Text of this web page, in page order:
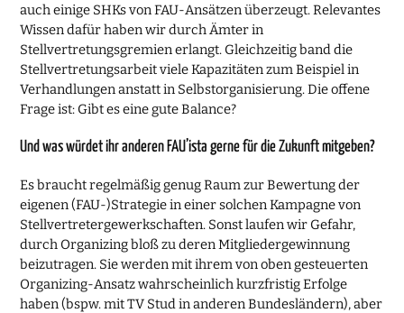
auch einige SHKs von FAU-Ansätzen überzeugt. Relevantes
Wissen dafür haben wir durch Ämter in
Stellvertretungsgremien erlangt. Gleichzeitig band die
Stellvertretungsarbeit viele Kapazitäten zum Beispiel in
Verhandlungen anstatt in Selbstorganisierung. Die offene
Frage ist: Gibt es eine gute Balance?
Und was würdet ihr anderen FAU’ista gerne für die Zukunft mitgeben?
Es braucht regelmäßig genug Raum zur Bewertung der
eigenen (FAU-)Strategie in einer solchen Kampagne von
Stellvertretergewerkschaften. Sonst laufen wir Gefahr,
durch Organizing bloß zu deren Mitgliedergewinnung
beizutragen. Sie werden mit ihrem von oben gesteuerten
Organizing-Ansatz wahrscheinlich kurzfristig Erfolge
haben (bspw. mit TV Stud in anderen Bundesländern), aber